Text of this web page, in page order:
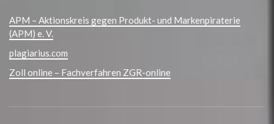
APM – Aktionskreis gegen Produkt- und Markenpiraterie
(APM) e. V.
plagiarius.com
Zoll online – Fachverfahren ZGR-online